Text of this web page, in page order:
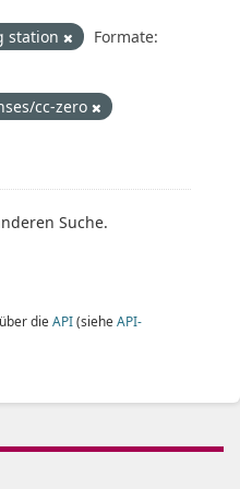
station
Formate:
cc-zero
Suche.
die API(siehe API-